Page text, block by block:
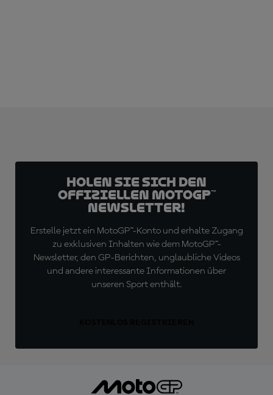
Holen Sie sich den
offiziellen MotoGP™
Newsletter!
Erstelle jetzt ein MotoGP™-Konto und erhalte Zugang
zu exklusiven Inhalten wie dem MotoGP™-
Newsletter, den GP-Berichten, unglaubliche Videos
und andere interessante Informationen über
unseren Sport enthält.